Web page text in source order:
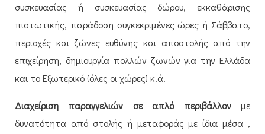
συσκευασίας ή συσκευασίας δώρου, εκκαθάρισης
πιστωτικής, παράδοση συγκεκριμένες ώρες ή Σάββατο,
περιοχές και ζώνες ευθύνης και αποστολής από την
επιχείρηση, δημιουργία πολλών ζωνών για την Ελλάδα
και το Εξωτερικό (όλες οι χώρες) κ.ά.
Διαχείριση παραγγελιών σε απλό περιβάλλονμε
δυνατότητα από στολής ή μεταφοράς με ίδια μέσα ,